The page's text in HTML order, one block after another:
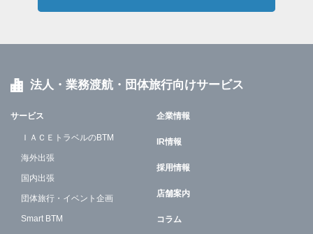
法人・業務渡航・団体旅行向けサービス
サービス
ＩＡＣＥトラベルのBTM
海外出張
国内出張
団体旅行・イベント企画
Smart BTM
企業情報
IR情報
採用情報
店舗案内
コラム